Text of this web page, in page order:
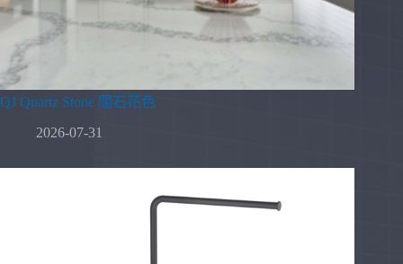
QJ Quartz Stone 闊石花色
2026-07-31